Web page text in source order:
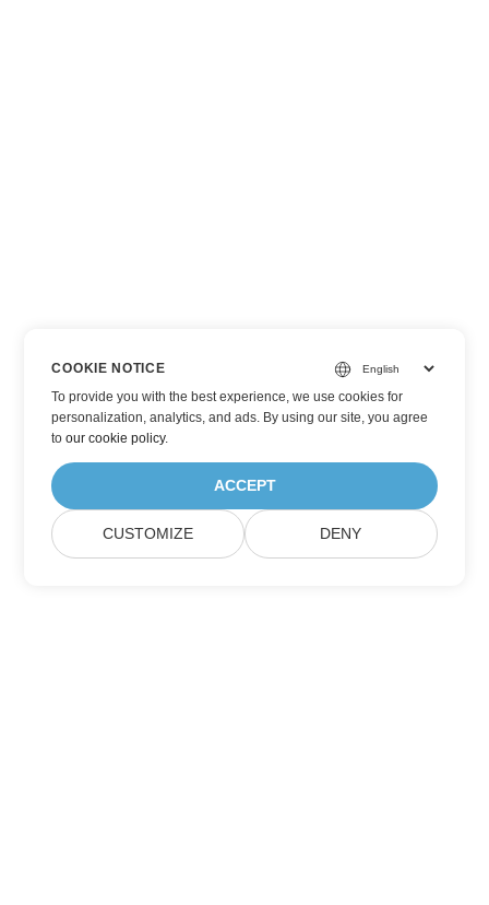
COOKIE NOTICE
To provide you with the best experience, we use cookies for
personalization, analytics, and ads. By using our site, you agree
toour cookie policy.
ACCEPT
CUSTOMIZE DENY